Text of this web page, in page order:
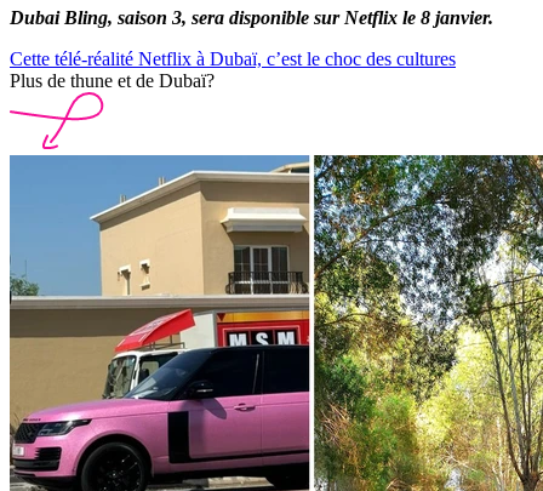
Dubai Bling, saison 3, sera disponible sur Netflix le 8 janvier.
Cette télé-réalité Netflix à Dubaï, c’est le choc des cultures
Plus de thune et de Dubaï?